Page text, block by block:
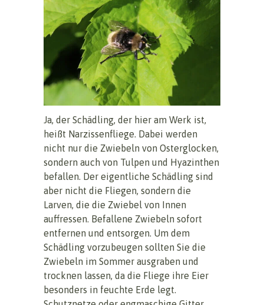
Ja, der Schädling, der hier am Werk ist,
heißt Narzissenfliege. Dabei werden
nicht nur die Zwiebeln von Osterglocken,
sondern auch von Tulpen und Hyazinthen
befallen. Der eigentliche Schädling sind
aber nicht die Fliegen, sondern die
Larven, die die Zwiebel von Innen
auffressen. Befallene Zwiebeln sofort
entfernen und entsorgen. Um dem
Schädling vorzubeugen sollten Sie die
Zwiebeln im Sommer ausgraben und
trocknen lassen, da die Fliege ihre Eier
besonders in feuchte Erde legt.